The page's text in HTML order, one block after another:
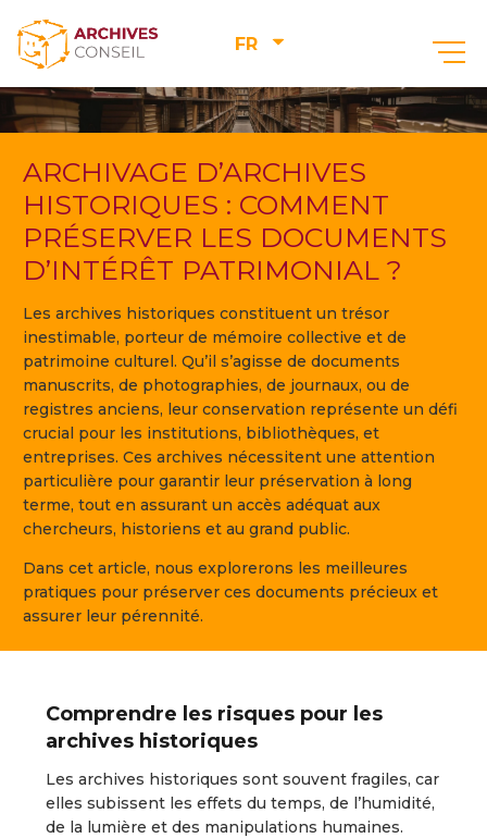
FR
ARCHIVAGE D’ARCHIVES
HISTORIQUES : COMMENT
PRÉSERVER LES DOCUMENTS
D’INTÉRÊT PATRIMONIAL ?
Les archives historiques constituent un trésor
inestimable, porteur de mémoire collective et de
patrimoine culturel. Qu’il s’agisse de documents
manuscrits, de photographies, de journaux, ou de
registres anciens, leur conservation représente un défi
crucial pour les institutions, bibliothèques, et
entreprises. Ces archives nécessitent une attention
particulière pour garantir leur préservation à long
terme, tout en assurant un accès adéquat aux
chercheurs, historiens et au grand public.
Dans cet article, nous explorerons les meilleures
pratiques pour préserver ces documents précieux et
assurer leur pérennité.
Comprendre les risques pour les
archives historiques
Les archives historiques sont souvent fragiles, car
elles subissent les effets du temps, de l’humidité,
de la lumière et des manipulations humaines.